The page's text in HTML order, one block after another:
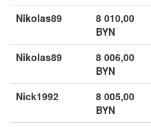
Nikolas89
8 010,00
BYN
Nikolas89
8 006,00
BYN
Nick1992
8 005,00
BYN